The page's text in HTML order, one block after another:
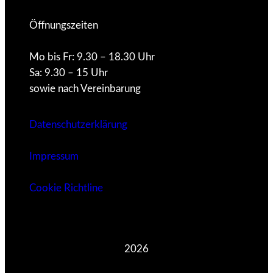
Öffnungszeiten
Mo bis Fr: 9.30 – 18.30 Uhr
Sa: 9.30 – 15 Uhr
sowie nach Vereinbarung
Datenschutzerklärung
Impressum
Cookie Richtline
2026